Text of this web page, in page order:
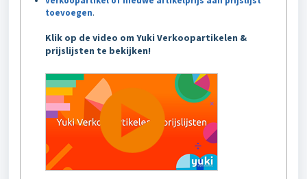
toevoegen.
Klik op de video om Yuki Verkoopartikelen &
prijslijsten te bekijken!